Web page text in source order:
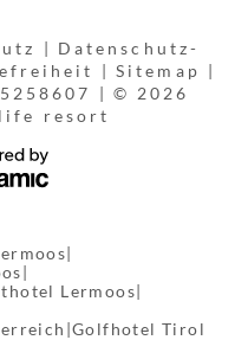
| Datenschutz-
| Sitemap |
| © 2026
resort
|
|
Lermoos|
|Golfhotel Tirol